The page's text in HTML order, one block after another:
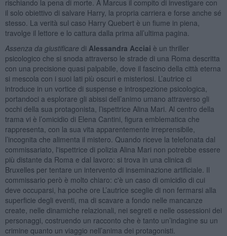
rischiando la pena di morte. A Marcus il compito di investigare con
il solo obiettivo di salvare Harry, la propria carriera e forse anche sé
stesso. La verità sul caso Harry Quebert è un fiume in piena,
travolge il lettore e lo cattura dalla prima all’ultima pagina.
Assenza da giustificare di Alessandra Acciai è un thriller
psicologico che si snoda attraverso le strade di una Roma descritta
con una precisione quasi palpabile, dove il fascino della città eterna
si mescola con i suoi lati più oscuri e misteriosi. L’autrice ci
introduce in un vortice di suspense e introspezione psicologica,
portandoci a esplorare gli abissi dell’animo umano attraverso gli
occhi della sua protagonista, l’ispettrice Alina Mari. Al centro della
trama vi è l’omicidio di Elena Cantini, figura emblematica che
rappresenta, con la sua vita apparentemente irreprensibile,
l’incognita che alimenta il mistero. Quando riceve la telefonata dal
commissariato, l'ispettrice di polizia Alina Mari non potrebbe essere
più distante da Roma e dal lavoro: si trova in una clinica di
Bruxelles per tentare un intervento di inseminazione artificiale. Il
commissario però è molto chiaro: c'è un caso di omicidio di cui
deve occuparsi, ha poche ore L’autrice sceglie di non fermarsi alla
superficie degli eventi, ma di scavare a fondo nelle mancanze
create, nelle dinamiche relazionali, nei segreti e nelle ossessioni dei
personaggi, costruendo un racconto che è tanto un’indagine su un
crimine quanto un viaggio nell’anima dei protagonisti.